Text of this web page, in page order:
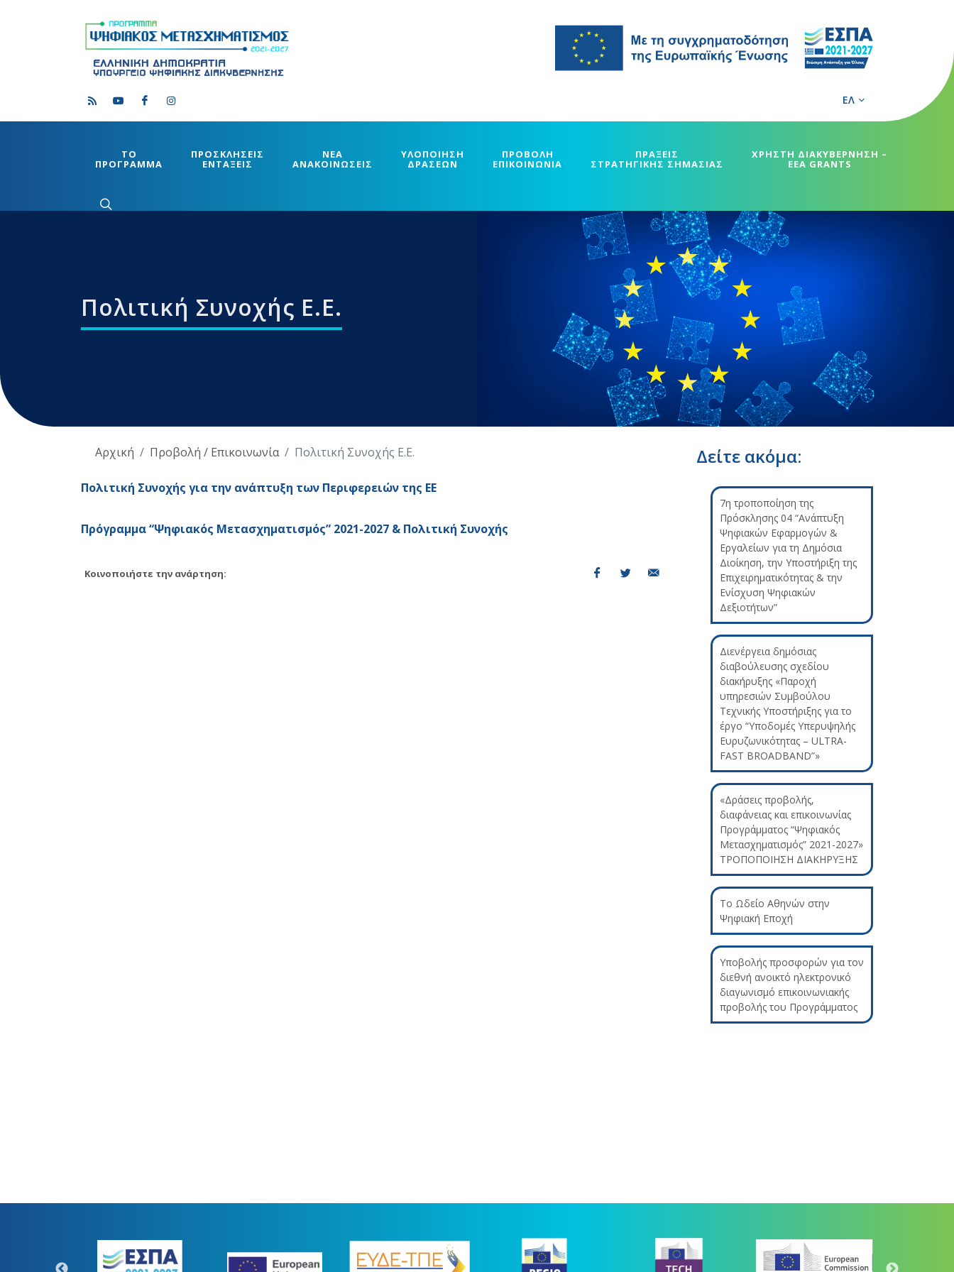
ΕΛ
ΤΟ
ΠΡΟΓΡΑΜΜΑ
ΠΡΟΣΚΛΗΣΕΙΣ
ΕΝΤΑΞΕΙΣ
ΝΕΑ
ΑΝΑΚΟΙΝΩΣΕΙΣ
ΥΛΟΠΟΙΗΣΗ
ΔΡΑΣΕΩΝ
ΠΡΟΒΟΛΗ
ΕΠΙΚΟΙΝΩΝΙΑ
ΠΡΑΞΕΙΣ
ΣΤΡΑΤΗΓΙΚΗΣ ΣΗΜΑΣΙΑΣ
ΧΡΗΣΤΗ ΔΙΑΚΥΒΕΡΝΗΣΗ –
EEA GRANTS
Πολιτική Συνοχής Ε.Ε.
Αρχική Προβολή / Επικοινωνία Πολιτική Συνοχής Ε.Ε.
Πολιτική Συνοχής για την ανάπτυξη των Περιφερειών της ΕΕ
Πρόγραμμα “Ψηφιακός Μετασχηματισμός” 2021-2027 & Πολιτική Συνοχής
Κοινοποιήστε την ανάρτηση:
Δείτε ακόμα:
7η τροποποίηση της
Πρόσκλησης 04 “Ανάπτυξη
Ψηφιακών Εφαρμογών &
Εργαλείων για τη Δημόσια
Διοίκηση, την Υποστήριξη της
Επιχειρηματικότητας & την
Ενίσχυση Ψηφιακών
Δεξιοτήτων”
Διενέργεια δημόσιας
διαβούλευσης σχεδίου
διακήρυξης «Παροχή
υπηρεσιών Συμβούλου
Τεχνικής Υποστήριξης για το
έργο “Υποδομές Υπερυψηλής
Ευρυζωνικότητας – ULTRA-
FAST BROADBAND”»
«Δράσεις προβολής,
διαφάνειας και επικοινωνίας
Προγράμματος “Ψηφιακός
Μετασχηματισμός” 2021-2027»
ΤΡΟΠΟΠΟΙΗΣΗ ΔΙΑΚΗΡΥΞΗΣ
Το Ωδείο Αθηνών στην
Ψηφιακή Εποχή
Υποβολής προσφορών για τον
διεθνή ανοικτό ηλεκτρονικό
διαγωνισμό επικοινωνιακής
προβολής του Προγράμματος